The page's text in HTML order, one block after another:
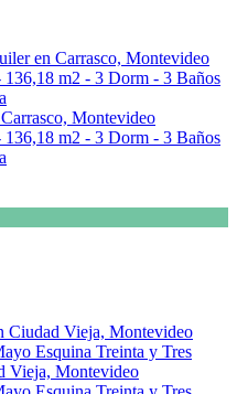
Montevideo
m2 - 3 Dorm - 3 Baños
Vieja, Montevideo